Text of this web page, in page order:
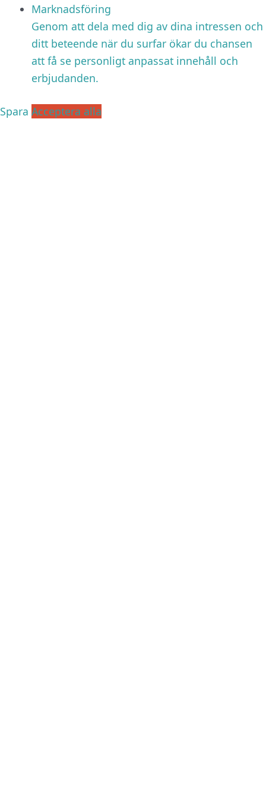
Marknadsföring
Genom att dela med dig av dina intressen och
ditt beteende när du surfar ökar du chansen
att få se personligt anpassat innehåll och
erbjudanden.
Spara Acceptera alla